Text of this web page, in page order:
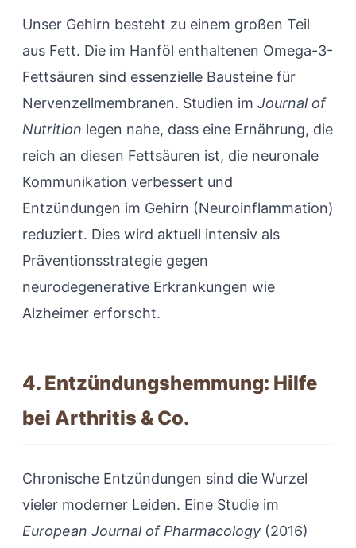
Unser Gehirn besteht zu einem großen Teil
aus Fett. Die im Hanföl enthaltenen Omega-3-
Fettsäuren sind essenzielle Bausteine für
Nervenzellmembranen. Studien im Journal of
Nutrition legen nahe, dass eine Ernährung, die
reich an diesen Fettsäuren ist, die neuronale
Kommunikation verbessert und
Entzündungen im Gehirn (Neuroinflammation)
reduziert. Dies wird aktuell intensiv als
Präventionsstrategie gegen
neurodegenerative Erkrankungen wie
Alzheimer erforscht.
4. Entzündungshemmung: Hilfe
bei Arthritis & Co.
Chronische Entzündungen sind die Wurzel
vieler moderner Leiden. Eine Studie im
European Journal of Pharmacology (2016)